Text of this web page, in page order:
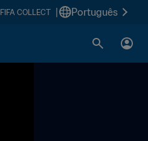
FIFA COLLECT Português